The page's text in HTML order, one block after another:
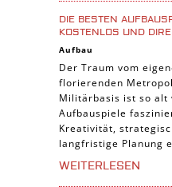
DIE BESTEN
KOSTENLOS UND
Aufbau
Der Traum vom
florierenden
Militärbasis ist so alt
Aufbauspiele
Kreativität,
langfristige Planung
WEITERLESEN